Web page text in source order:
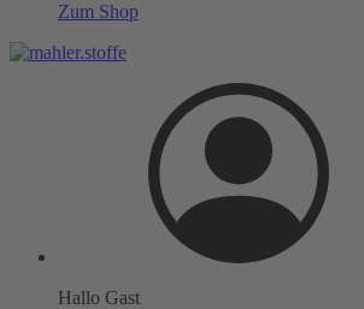
Zum Shop
Hallo Gast